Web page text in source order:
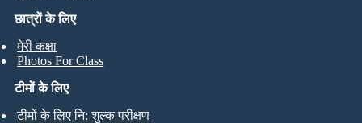
छात्रों के लिए
मेरी कक्षा
Photos For Class
टीमों के लिए
टीमों के लिए नि: शुल्क परीक्षण